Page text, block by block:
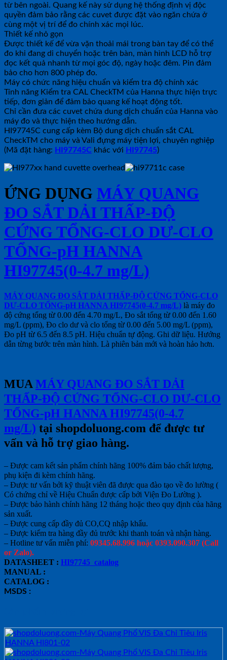
từ bên ngoài. Quang kế này sử dụng hệ thống định vị độc
quyền đảm bảo rằng các cuvet được đặt vào ngăn chứa ở
cùng một vị trí để đo chính xác mọi lúc.
Thiết kế nhỏ gọn
Được thiết kế để vừa vặn thoải mái trong bàn tay để có thể
đo khi đang di chuyển hoặc trên bàn, màn hình LCD hỗ trợ
đọc kết quả nhanh từ mọi góc độ, ngày hoặc đêm. Pin đảm
bảo cho hơn 800 phép đo.
Máy có chức năng hiệu chuẩn và kiểm tra độ chính xác
Tính năng Kiểm tra CAL CheckTM của Hanna thực hiện trực
tiếp, đơn giản để đảm bảo quang kế hoạt động tốt.
Chỉ cần đưa các cuvet chứa dung dịch chuẩn của Hanna vào
máy đo và thực hiện theo hướng dẫn.
HI97745C cung cấp kèm Bộ dung dịch chuẩn sắt CAL
CheckTM cho máy và Vali đựng máy tiện lợi, chuyên nghiệp
(Mã đặt hàng: HI97745C khác với HI97745)
ỨNG DỤNG MÁY QUANG
ĐO SẮT DẢI THẤP-ĐỘ
CỨNG TỔNG-CLO DƯ-CLO
TỔNG-pH HANNA
HI97745(0-4.7 mg/L)
MÁY QUANG ĐO SẮT DẢI THẤP-ĐỘ CỨNG TỔNG-CLO
DƯ-CLO TỔNG-pH HANNA HI97745(0-4.7 mg/L) là máy đo
độ cứng tổng từ 0.00 đến 4.70 mg/L, Đo sắt tổng từ 0.00 đến 1.60
mg/L (ppm), Đo clo dư và clo tổng từ 0.00 đến 5.00 mg/L (ppm),
Đo pH từ 6.5 đến 8.5 pH. Hiệu chuẩn tự động. Ghi dữ liệu. Hướng
dẫn từng bước trên màn hình. Là phiên bản mới và hoàn hảo hơn.
MUA MÁY QUANG ĐO SẮT DẢI
THẤP-ĐỘ CỨNG TỔNG-CLO DƯ-CLO
TỔNG-pH HANNA HI97745(0-4.7
mg/L) tại shopdoluong.com để được tư
vấn và hỗ trợ giao hàng.
– Được cam kết sản phẩm chính hãng 100% đảm bảo chất lượng,
phụ kiện đi kèm chính hãng.
– Được tư vấn bởi kỹ thuật viên đã được qua đào tạo về đo lường (
Có chứng chỉ về Hiệu Chuẩn được cấp bởi Viện Đo Lường ).
– Được bảo hành chính hãng 12 tháng hoặc theo quy định của hãng
sản xuất.
– Được cung cấp đầy đủ CO,CQ nhập khẩu.
– Được kiểm tra hàng đầy đủ trước khi thanh toán và nhận hàng.
– Hotline tư vấn miễn phí: 09345.68.996 hoặc 0393.090.307 (Call
or Zalo).
DATASHEET : HI97745_catalog
MANUAL :
CATALOG :
MSDS :